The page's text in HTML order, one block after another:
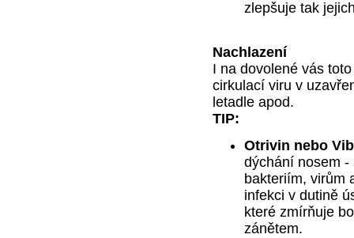
zlepšuje tak
Nachlazení
I na dovolené vás
cirkulací viru v
letadle apod.
TIP:
Otrivin nebo
dýchání nosem
bakteriím, virům
infekci v dutině
které zmírňuje
zánětem.